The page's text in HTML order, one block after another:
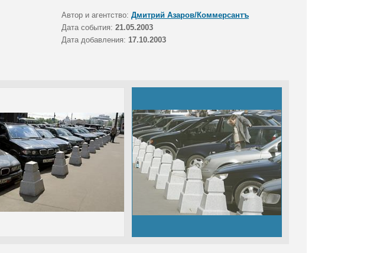
Автор и агентство: Дмитрий Азаров/Коммерсантъ
Дата события: 21.05.2003
Дата добавления: 17.10.2003